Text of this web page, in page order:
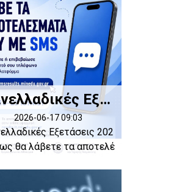
Πανελλαδικές Εξετάσεις 2026. Πως θα λάβετε τα αποτελέσματα μέσω SMS
2026-06-17 09:03
Εξετάσεις 202
θα λάβετε τα αποτελέ